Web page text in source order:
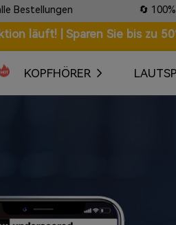
🔄 100%
läuft! | Sparen Sie bis zu
KOPFHÖRER